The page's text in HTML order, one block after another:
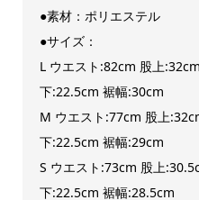
●素材：ポリエステル
●サイズ：
L ウエスト:82cm 股上
下:22.5cm 裾幅:30cm
M ウエスト:77cm 股上
下:22.5cm 裾幅:29cm
S ウエスト:73cm 股上
下:22.5cm 裾幅:28.5cm